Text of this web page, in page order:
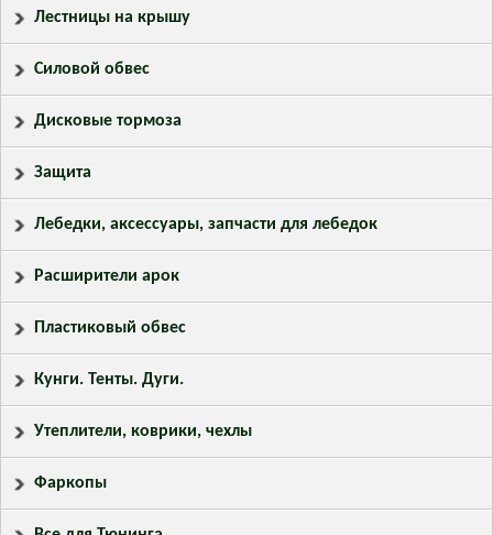
Лестницы на крышу
Силовой обвес
Дисковые тормоза
Защита
Лебедки, аксессуары, запчасти для лебедок
Расширители арок
Пластиковый обвес
Кунги. Тенты. Дуги.
Утеплители, коврики, чехлы
Фаркопы